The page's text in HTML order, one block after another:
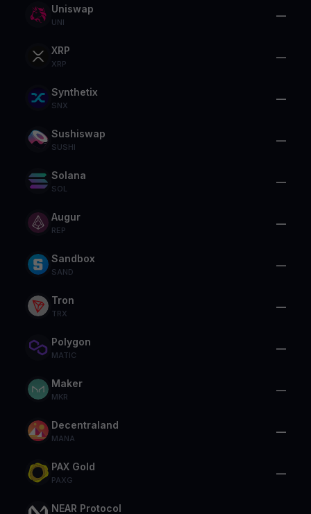
Uniswap
UNI
—
XRP
XRP
—
Synthetix
SNX
—
Sushiswap
SUSHI
—
Solana
SOL
—
Augur
REP
—
Sandbox
SAND
—
Tron
TRX
—
Polygon
MATIC
—
Maker
MKR
—
Decentraland
MANA
—
PAX Gold
PAXG
—
NEAR Protocol